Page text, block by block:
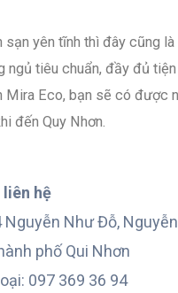
sạn yên tĩnh thì đây cũng là
ngủ tiêu chuẩn, đầy đủ
Mira Eco, bạn sẽ có được
đến Quy Nhơn.
hệ
Nguyễn Như Đỗ, Nguyễn
phố Qui Nhơn
097 369 36 94